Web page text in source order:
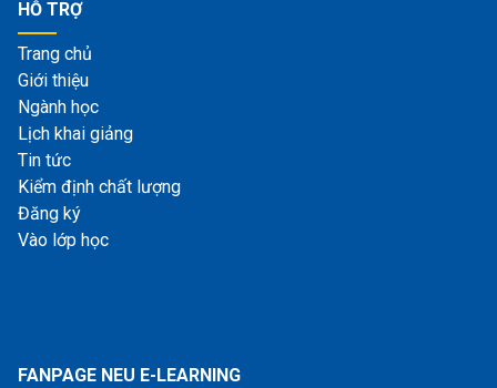
HỖ TRỢ
Trang chủ
Giới thiệu
Ngành học
Lịch khai giảng
Tin tức
Kiểm định chất lượng
Đăng ký
Vào lớp học
FANPAGE NEU E-LEARNING